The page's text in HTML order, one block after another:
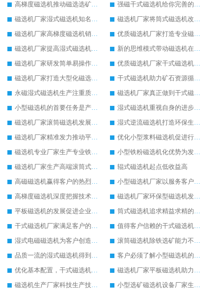
高梯度磁选机推动磁选选矿设备行业的发展
强磁干式磁选机给你完善的配套生产服务
磁选机厂家湿式磁选机知名度更高
磁选机厂家将筒式磁选机改革进行到底
磁选机厂家高梯度磁选机销量高
优质磁选机厂家打造专业磁选机
磁选机厂家提高湿式磁选机工作能力
新的思维模式带动磁选机在厂家更好发展
磁选机厂家研发简单易操作的干式磁选机
优质磁选机厂家干式磁选机脚踏实地的生产
磁选机厂家打造大型化磁选机选矿设备
干式磁选机助力矿石资源循环利用
永磁湿式磁选机生产注重质量问题
磁选机厂家真正做到干式磁选机高效率生产
小型磁选机的首要任务是产业转型升级
湿式磁选机重视自身的进步和发展
磁选机厂家滚筒磁选机发展又快又稳
湿式逆流磁选机打造环保生产理念
磁选机厂家精准发力推动平板磁选机发展
优化小型浆料磁选机促进行业生产
磁选机专业厂家生产专业铁矿磁选机
小型铁粉磁选机化优势为发展动力
磁选机厂家生产高端滚筒式磁选机
辊式磁选机起点低收益高
高磁磁选机赢得客户的热烈追捧
小型磁选机厂家以服务客户为生产目标
高梯度磁选机深度把握技术发展
磁选机厂家环保型磁选机发展好
平板磁选机的发展促进企业的发展
筒式磁选机追求精益求精的生产
干式磁选机厂家满足客户的生产需求
值得客户信赖的干式磁选机厂家
湿式电磁磁选机为客户创造更多价值
滚筒磁选机除铁选矿能力不减当年
品质一流的湿式磁选机得到客户认可
客户必须了解小型磁选机的保养方式
优化基本配置，干式磁选机生产更节能
磁选机厂家平板磁选机助力环保事业发展
磁选机生产厂家科技生产技术在提升
小型选矿磁选机设备厂家生产需求在提升